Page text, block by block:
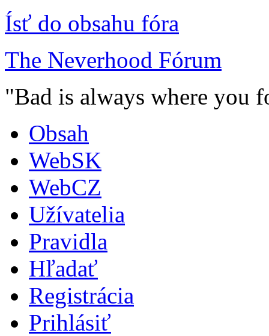
Ísť do obsahu fóra
The Neverhood Fórum
"Bad is always where you
Obsah
WebSK
WebCZ
Užívatelia
Pravidla
Hľadať
Registrácia
Prihlásiť